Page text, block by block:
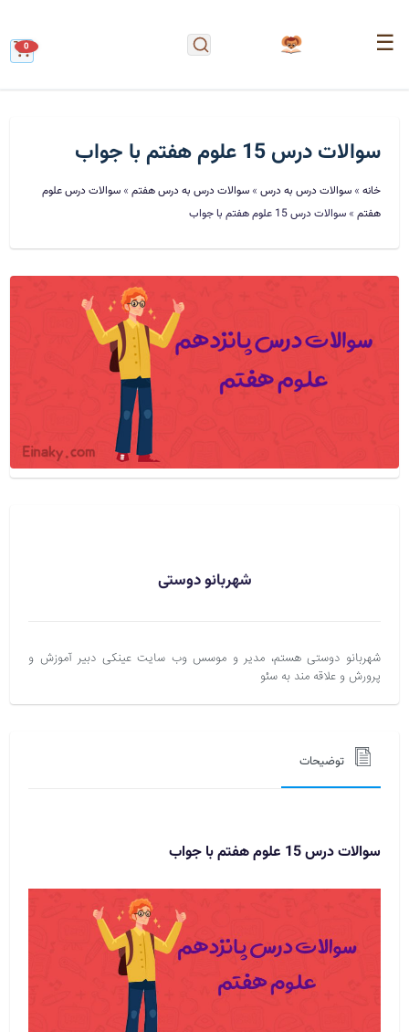
☰
0
سوالات درس 15 علوم هفتم با جواب
خانه »سوالات درس به درس »سوالات درس به درس هفتم »سوالات درس علوم
هفتم »سوالات درس 15 علوم هفتم با جواب
شهربانو دوستی
شهربانو دوستی هستم، مدیر و موسس وب سایت عینکی دبیر آموزش و
پرورش و علاقه مند به سئو
توضیحات
سوالات درس 15 علوم هفتم با جواب